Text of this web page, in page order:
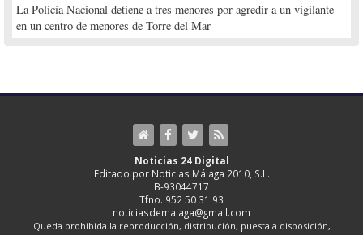
La Policía Nacional detiene a tres menores por agredir a un vigilante
en un centro de menores de Torre del Mar
Noticias 24 Digital
Editado por Noticias Málaga 2010, S.L.
B-93044717
Tfno. 952 50 31 93
noticiasdemalaga@gmail.com
Queda prohibida la reproducción, distribución, puesta a disposición,